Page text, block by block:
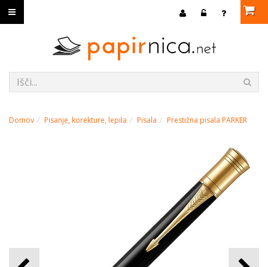
Domov Pisanje, korekture, lepila Pisala Prestižna pisala PARKER